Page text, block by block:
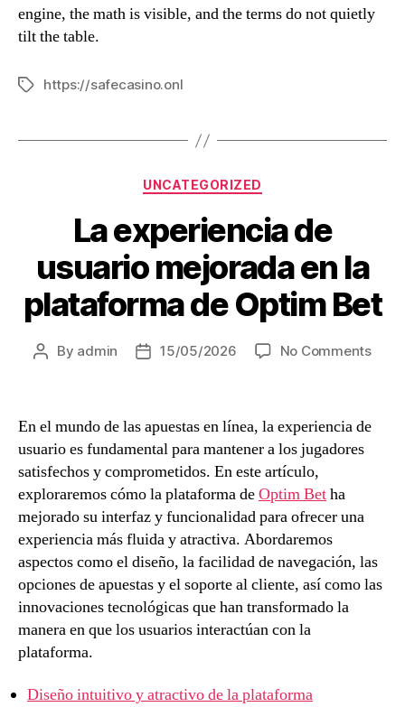
engine, the math is visible, and the terms do not quietly
tilt the table.
https://safecasino.onl
UNCATEGORIZED
La experiencia de
usuario mejorada en la
plataforma de Optim Bet
By admin 15/05/2026 No Comments
En el mundo de las apuestas en línea, la experiencia de
usuario es fundamental para mantener a los jugadores
satisfechos y comprometidos. En este artículo,
exploraremos cómo la plataforma deOptim Betha
mejorado su interfaz y funcionalidad para ofrecer una
experiencia más fluida y atractiva. Abordaremos
aspectos como el diseño, la facilidad de navegación, las
opciones de apuestas y el soporte al cliente, así como las
innovaciones tecnológicas que han transformado la
manera en que los usuarios interactúan con la
plataforma.
Diseño intuitivo y atractivo de la plataforma